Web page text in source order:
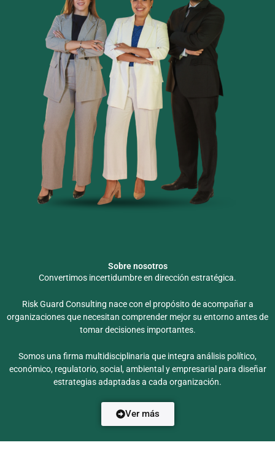
Sobre nosotros
Convertimos incertidumbre en dirección estratégica.
Risk Guard Consulting nace con el propósito de acompañar a
organizaciones que necesitan comprender mejor su entorno antes de
tomar decisiones importantes.
Somos una firma multidisciplinaria que integra análisis político,
económico, regulatorio, social, ambiental y empresarial para diseñar
estrategias adaptadas a cada organización.
Ver más